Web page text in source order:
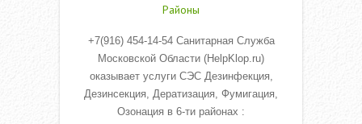
Районы
+7(916) 454-14-54 Санитарная Служба
Московской Области (HelpKlop.ru)
оказывает услуги СЭС Дезинфекция,
Дезинсекция, Дератизация, Фумигация,
Озонация в 6-ти районах :